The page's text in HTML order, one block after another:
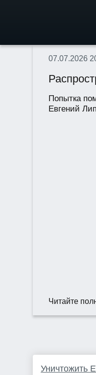
07.07.2026
Попытка
Евгений
Читайте
Уничтожить